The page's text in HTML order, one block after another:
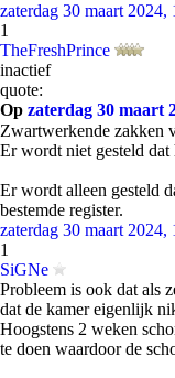
zaterdag 30 maart 2024,
1
TheFreshPrince
inactief
quote:
Op zaterdag 30 maart
Zwartwerkende zakken
Er wordt niet gesteld
Er wordt alleen gesteld
bestemde register.
zaterdag 30 maart 2024,
1
SiGNe
Probleem is ook dat als
dat de kamer eigenlijk
Hoogstens 2 weken
te doen waardoor de